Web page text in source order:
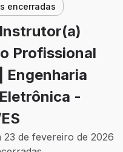
encerradas
Profissional
Engenharia
-
23 de fevereiro de 2026